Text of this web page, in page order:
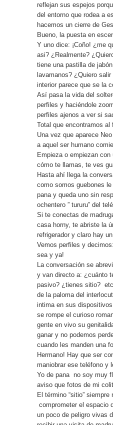
reflejan sus espejos
del entorno que rodea a
hacemos un cierre de
Bueno, la puesta en
Y uno dice: ¡Coño! ¿me
asi? ¿Realmente?
tiene una pastilla de
lavamanos? ¿Quiero
interior parece que se la
Así pasa la vida del
perfiles y haciéndole
perfiles ajenos a ver si
Total que encontramos al
Una vez que aparece
a aquel ser humano
Empieza o empiezan con
cómo te llamas, te ves
Hasta ahí llega la
como somos guebones
pana y queda uno sin
ochentero ” tururu” del
Si te conectas de
casa horny, te abriste la
refrigerador y claro hay
Vemos perfiles y
sea y ya!
La conversación se
y van directo a: ¿cuánto
pasivo? ¿tienes sitio?
de la paloma del
intima en sus
se rompe el curioso
gente en vivo su
ganar y no podemos
cuando les manden una
Hermano! Hay que ser
maniobrar ese teléfono y
Yo de pana no soy muy
aviso que fotos de mi
El término “sitio”
comprometer el espacio
un poco de peligro vivas